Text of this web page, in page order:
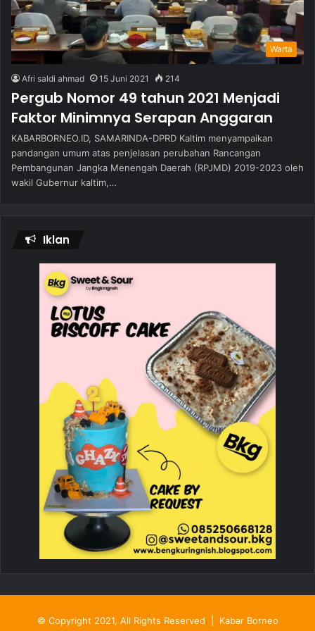
Warta
Afri saldi ahmad 15 Juni 2021 214
Pergub Nomor 49 tahun 2021 Menjadi
Faktor Minimnya Serapan Anggaran
KABARBORNEO.ID, SAMARINDA-DPRD Kaltim menyampaikan
pandangan umum atas penjelasan perubahan Rancangan
Pembangunan Jangka Menengah Daerah (RPJMD) 2019-2023 oleh
wakil Gubernur kaltim,…
Iklan
© Copyright 2021, All Rights Reserved | Kabar Borneo